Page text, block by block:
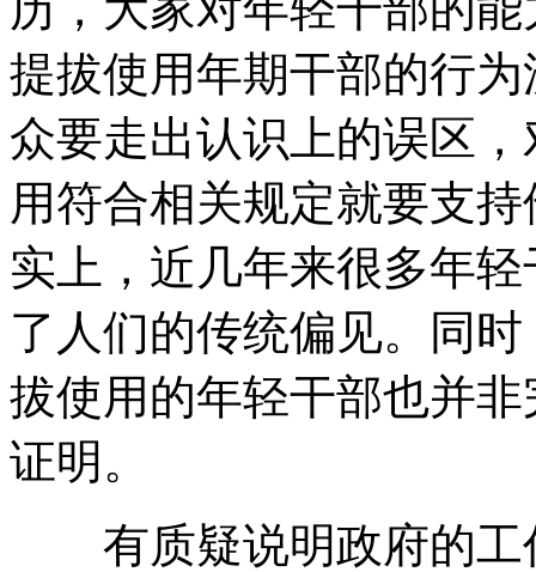
提拔使用年期干部的行
众要走出认识上的误区
用符合相关规定就要支
实上，近几年来很多年
了人们的传统偏见。同
拔使用的年轻干部也并
证明。
有质疑说明政府的工